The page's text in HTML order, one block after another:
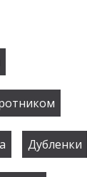
Дубленки